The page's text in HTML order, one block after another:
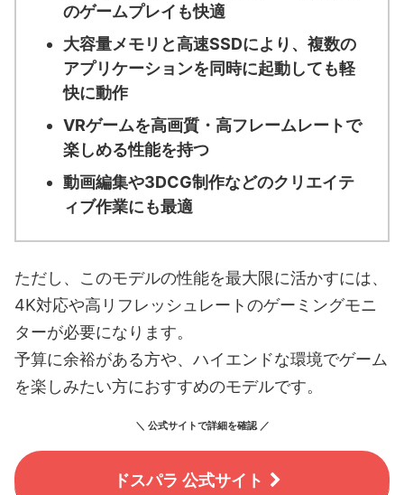
のゲームプレイも快適
大容量メモリと高速SSDにより、複数の
アプリケーションを同時に起動しても軽
快に動作
VRゲームを高画質・高フレームレートで
楽しめる性能を持つ
動画編集や3DCG制作などのクリエイテ
ィブ作業にも最適
ただし、このモデルの性能を最大限に活かすには、
4K対応や高リフレッシュレートのゲーミングモニ
ターが必要になります。
予算に余裕がある方や、ハイエンドな環境でゲーム
を楽しみたい方におすすめのモデルです。
＼ 公式サイトで詳細を確認 ／
ドスパラ 公式サイト